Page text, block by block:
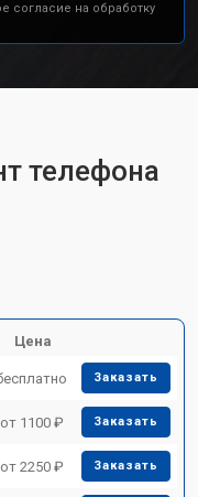
согласие на обработку
телефона
Цена
Заказать
от 1100 ₽ Заказать
от 2250 ₽ Заказать